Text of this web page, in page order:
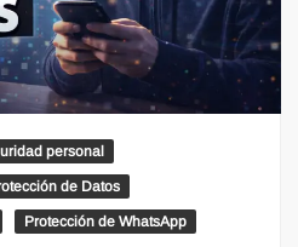
personal
de Datos
Protección de WhatsApp